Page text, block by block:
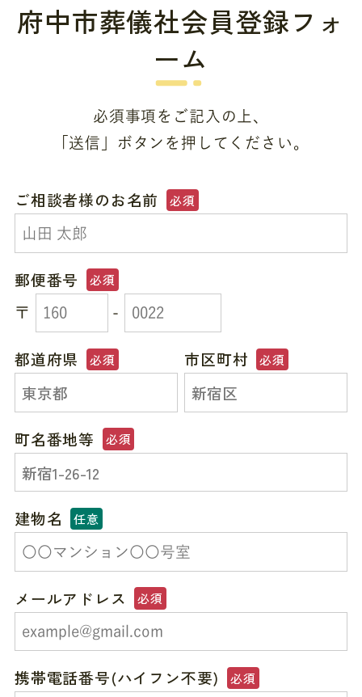
府中市葬儀社会員登録フォ
ーム
必須事項をご記入の上、
「送信」ボタンを押してください。
ご相談者様のお名前 必須
郵便番号 必須
〒 -
都道府県 必須 市区町村 必須
町名番地等 必須
建物名 任意
メールアドレス 必須
携帯電話番号(ハイフン不要) 必須